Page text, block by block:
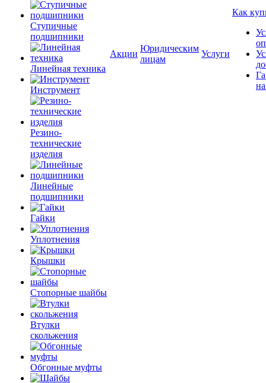
Ступичные
подшипники
Линейная техника
Инструмент
Резино-
технические
изделия
Линейные
подшипники
Гайки
Уплотнения
Крышки
Стопорные шайбы
Втулки
скольжения
Обгонные муфты
Акции
Юридическим
лицам
Услуги
Как